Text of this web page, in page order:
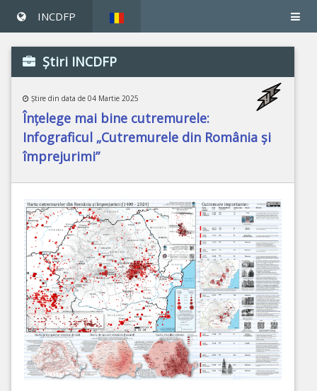
INCDFP
Ştiri INCDFP
Ştire din data de 04 Martie 2025
Înțelege mai bine cutremurele:
Infograficul „Cutremurele din România și
împrejurimi”